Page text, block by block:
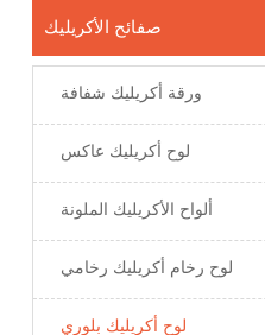
صفائح الأكريليك
ورقة أكريليك شفافة
لوح أكريليك عاكس
ألواح الأكريليك الملونة
لوح رخام أكريليك رخامي
لوح أكريليك بلوري